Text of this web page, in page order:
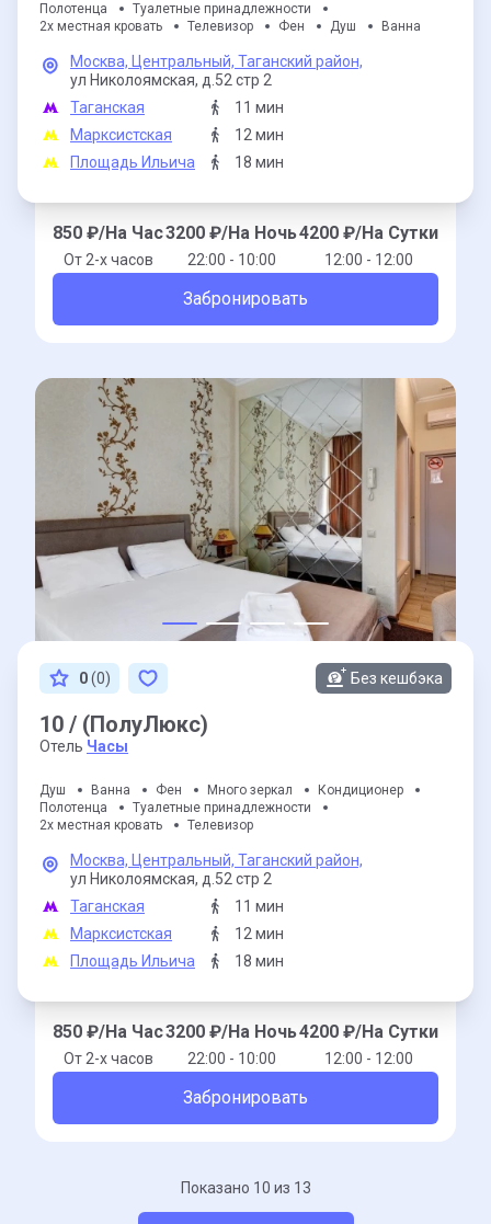
Полотенца
Туалетные принадлежности
2х местная кровать
Телевизор Фен Душ Ванна
Москва, Центральный, Таганский район,
ул Николоямская, д.52 стр 2
Таганская
11 мин
Марксистская
12 мин
Площадь Ильича
18 мин
850 ₽/На Час
От 2-x часов
3200 ₽/На Ночь
22:00 - 10:00
4200 ₽/На Сутки
12:00 - 12:00
Забронировать
0(0) Без кешбэка
10 / (ПолуЛюкс)
Отель Часы
Душ Ванна Фен Много зеркал
Кондиционер
Полотенца
Туалетные принадлежности
2х местная кровать
Телевизор
Москва, Центральный, Таганский район,
ул Николоямская, д.52 стр 2
Таганская
11 мин
Марксистская
12 мин
Площадь Ильича
18 мин
850 ₽/На Час
От 2-x часов
3200 ₽/На Ночь
22:00 - 10:00
4200 ₽/На Сутки
12:00 - 12:00
Забронировать
Показано 10 из 13